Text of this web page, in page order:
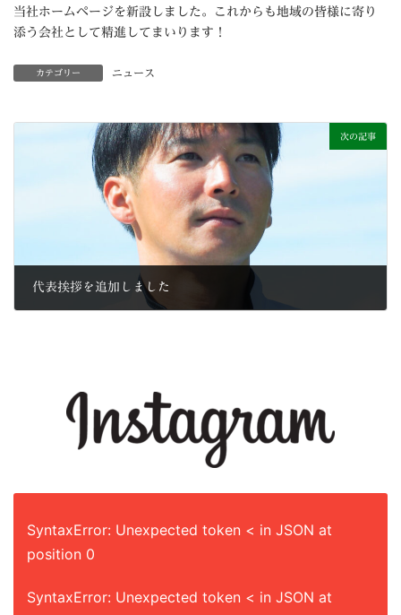
新
日
時
当社ホームページを新設しました。これからも地域の皆様に寄り
添う会社として精進してまいります！
カテゴリー ニュース
次の記事
代表挨拶を追加しました
SyntaxError: Unexpected token < in JSON at
position 0
SyntaxError: Unexpected token < in JSON at